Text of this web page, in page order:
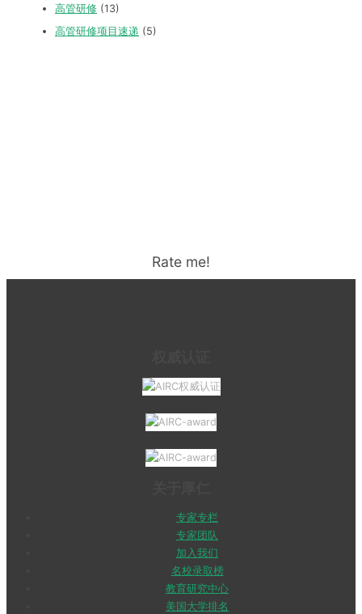
高管研修 (13)
高管研修项目速递 (5)
Rate me!
专家专栏
专家团队
加入我们
名校录取榜
教育研究中心
美国大学排名